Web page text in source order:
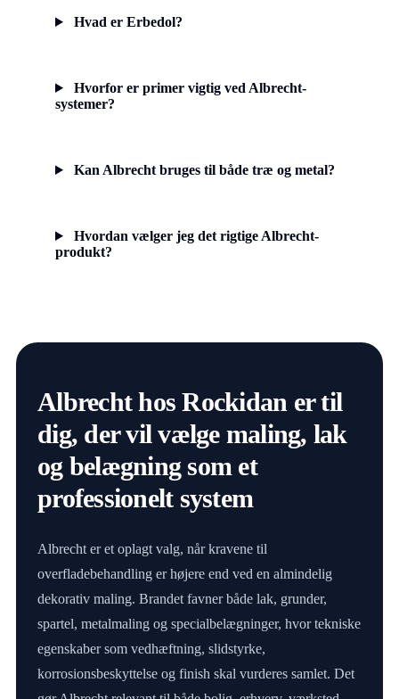
Hvad er Erbedol?
Hvorfor er primer vigtig ved Albrecht-
systemer?
Kan Albrecht bruges til både træ og metal?
Hvordan vælger jeg det rigtige Albrecht-
produkt?
Albrecht hos Rockidan er til
dig, der vil vælge maling, lak
og belægning som et
professionelt system
Albrecht er et oplagt valg, når kravene til
overfladebehandling er højere end ved en almindelig
dekorativ maling. Brandet favner både lak, grunder,
spartel, metalmaling og specialbelægninger, hvor tekniske
egenskaber som vedhæftning, slidstyrke,
korrosionsbeskyttelse og finish skal vurderes samlet. Det